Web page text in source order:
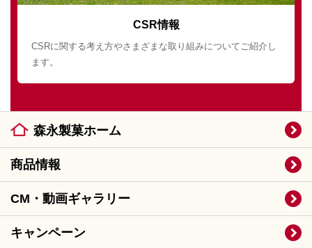
CSR情報
CSRに関する考え方やさまざまな取り組みについてご紹介し
ます。
森永製菓ホーム
商品情報
CM・動画ギャラリー
キャンペーン